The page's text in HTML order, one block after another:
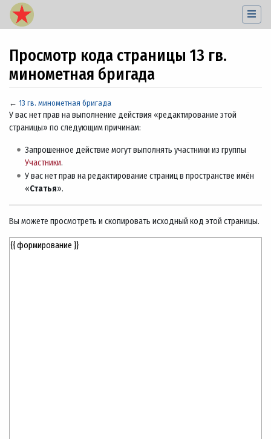
Просмотр кода страницы 13 гв.
минометная бригада
← 13 гв. минометная бригада
Перейти к:навигация,поиск
У вас нет прав на выполнение действия «редактирование этой
страницы» по следующим причинам:
Запрошенное действие могут выполнять участники из группы
Участники.
У вас нет прав на редактирование страниц в пространстве имён
«Статья».
Вы можете просмотреть и скопировать исходный код этой страницы.